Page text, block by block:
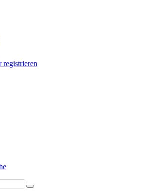
registrieren